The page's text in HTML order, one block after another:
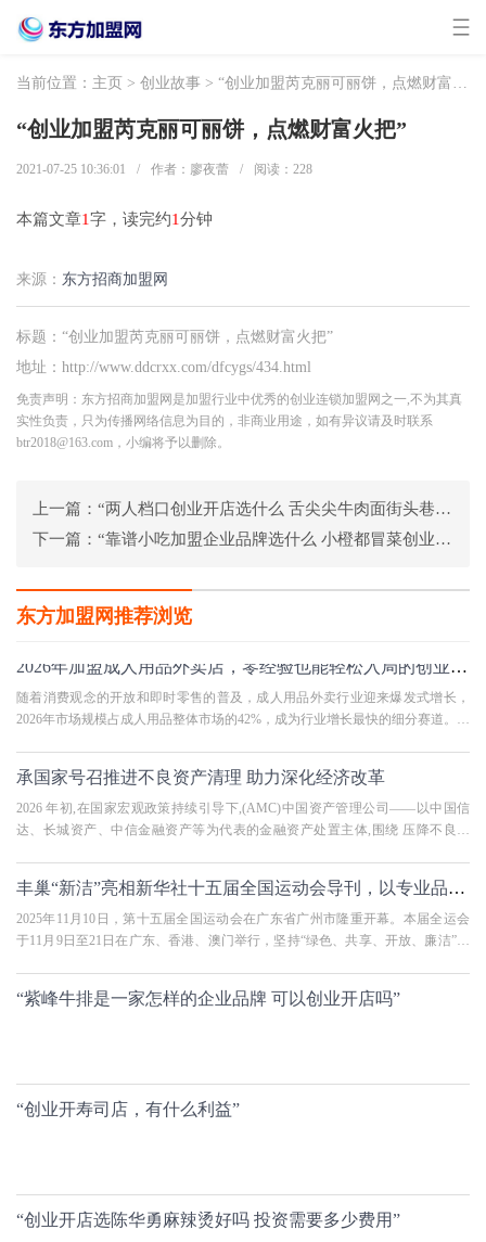
当前位置： 主页 > 创业故事 > “创业加盟芮克丽可丽饼，点燃财富火把”
“创业加盟芮克丽可丽饼，点燃财富火把”
2021-07-25 10:36:01 / 作者：廖夜蕾 / 阅读： 228
本篇文章1字，读完约1分钟
来源： 东方招商加盟网
标题：“创业加盟芮克丽可丽饼，点燃财富火把”
地址：http://www.ddcrxx.com/dfcygs/434.html
免责声明：东方招商加盟网是加盟行业中优秀的创业连锁加盟网之一,不为其真
实性负责，只为传播网络信息为目的，非商业用途，如有异议请及时联系
btr2018@163.com，小编将予以删除。
上一篇： “两人档口创业开店选什么 舌尖尖牛肉面街头巷尾任你开店”
下一篇： “靠谱小吃加盟企业品牌选什么 小橙都冒菜创业更有保障”
东方加盟网推荐浏览
2026年加盟成人用品外卖店，零经验也能轻松入局的创业新路径
随着消费观念的开放和即时零售的普及，成人用品外卖行业迎来爆发式增长，
2026年市场规模占成人用品整体市场的42%，成为行业增长最快的细分赛道。与
承国家号召推进不良资产清理 助力深化经济改革
2026 年初,在国家宏观政策持续引导下,(AMC)中国资产管理公司——以中国信
达、长城资产、中信金融资产等为代表的金融资产处置主体,围绕 压降不良资
丰巢“新洁”亮相新华社十五届全国运动会导刊，以专业品质致敬全运精神
2025年11月10日，第十五届全国运动会在广东省广州市隆重开幕。本届全运会
于11月9日至21日在广东、香港、澳门举行，坚持“绿色、共享、开放、廉洁”的
“紫峰牛排是一家怎样的企业品牌 可以创业开店吗”
“创业开寿司店，有什么利益”
“创业开店选陈华勇麻辣烫好吗 投资需要多少费用”